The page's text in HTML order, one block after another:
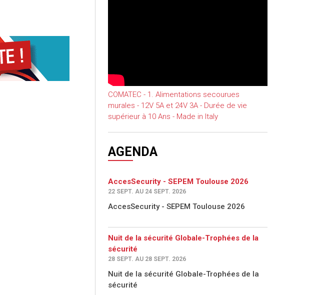
COMATEC - 1. Alimentations secourues
murales - 12V 5A et 24V 3A - Durée de vie
supérieur à 10 Ans - Made in Italy
AGENDA
AccesSecurity - SEPEM Toulouse 2026
22 SEPT. AU 24 SEPT. 2026
AccesSecurity - SEPEM Toulouse 2026
Nuit de la sécurité Globale-Trophées de la
sécurité
28 SEPT. AU 28 SEPT. 2026
Nuit de la sécurité Globale-Trophées de la
sécurité